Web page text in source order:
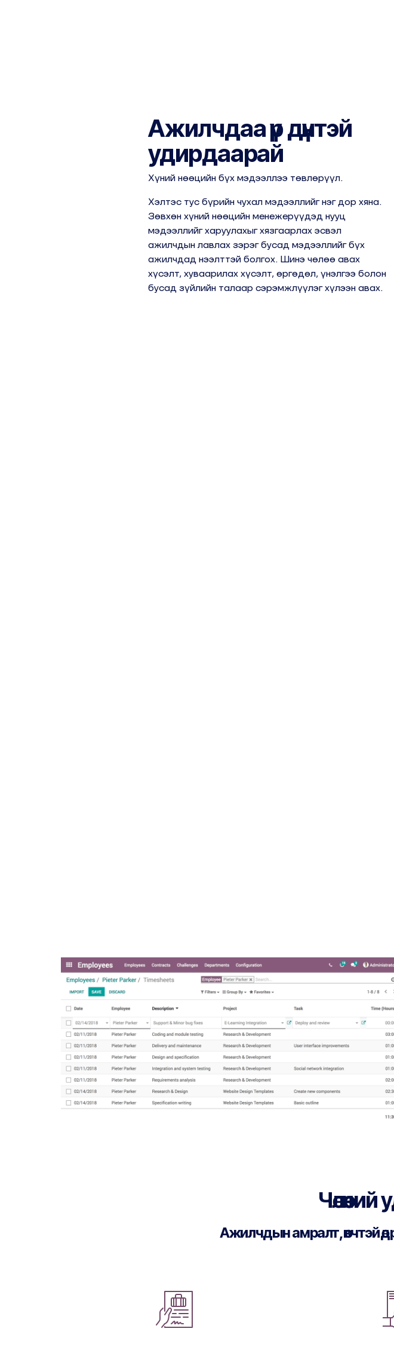
Ажилчдаа үр дүнтэй
удирдаарай
Хүний нөөцийн бүх мэдээллээ төвлөрүүл.
Хэлтэс тус бүрийн чухал мэдээллийг нэг дор хяна.
Зөвхөн хүний нөөцийн менежерүүдэд нууц
мэдээллийг харуулахыг хязгаарлах эсвэл
ажилчдын лавлах зэрэг бусад мэдээллийг бүх
ажилчдад нээлттэй болгох. Шинэ чөлөө авах
хүсэлт, хуваарилах хүсэлт, өргөдөл, үнэлгээ болон
бусад зүйлийн талаар сэрэмжлүүлэг хүлээн авах.
Ажилчдын амралт, өвчтэй